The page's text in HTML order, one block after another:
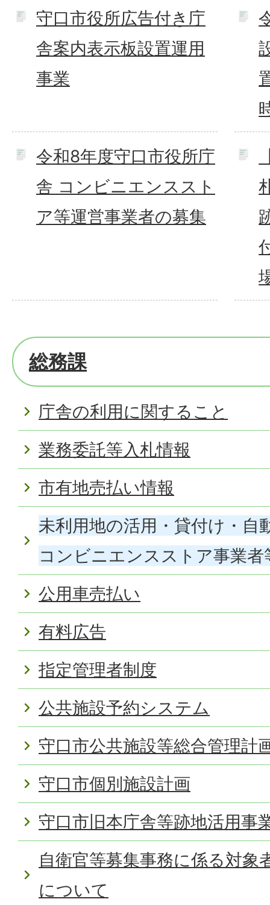
守口市役所広告付き庁
舎案内表示板設置運用
事業
令和8年度守口市役所庁
舎 コンビニエンススト
ア等運営事業者の募集
総務課
庁舎の利用に関すること
業務委託等入札情報
市有地売払い情報
未利用地の活用・貸付け・自
コンビニエンスストア事業者
公用車売払い
有料広告
指定管理者制度
公共施設予約システム
守口市公共施設等総合管理計
守口市個別施設計画
守口市旧本庁舎等跡地活用事
自衛官等募集事務に係る対象
について